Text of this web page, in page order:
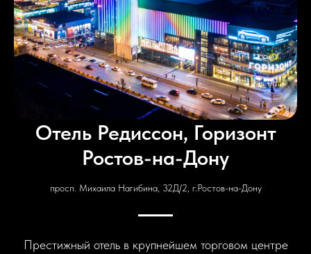
Отель Редиссон, Горизонт
Ростов-на-Дону
просп. Михаила Нагибина, 32Д/2, г.Ростов-на-Дону
Престижный отель в крупнейшем торговом центре